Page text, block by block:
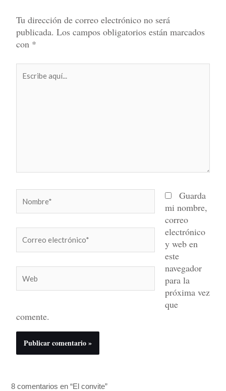
Tu dirección de correo electrónico no será
publicada. Los campos obligatorios están marcados
con *
aquí...
electrónico*
Guarda
mi nombre,
correo
electrónico
y web en
este
navegador
para la
próxima vez
que
comente.
8 comentarios en “El convite”